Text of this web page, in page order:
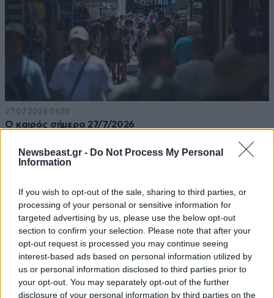
Newsbeast.gr - Do Not Process My Personal
Information
If you wish to opt-out of the sale, sharing to third parties, or
processing of your personal or sensitive information for
targeted advertising by us, please use the below opt-out
section to confirm your selection. Please note that after your
opt-out request is processed you may continue seeing
interest-based ads based on personal information utilized by
us or personal information disclosed to third parties prior to
your opt-out. You may separately opt-out of the further
disclosure of your personal information by third parties on the
27·07·2026 06:10
Ο καιρός σήμερα 27/7/2026